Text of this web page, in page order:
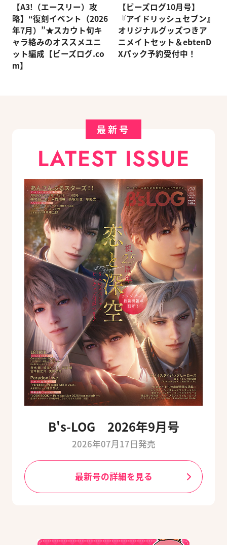
【A3!（エースリー）攻
略】“復刻イベント（2026
年7月）”★スカウト旬キ
ャラ絡みのオススメユニ
ット編成【ビーズログ.co
m】
【ビーズログ10月号】
『アイドリッシュセブン』
オリジナルグッズつきア
ニメイトセット＆ebtenD
Xパック予約受付中！
最新号
LATEST ISSUE
B's-LOG 2026年9月号
2026年07月17日発売
最新号の詳細を見る